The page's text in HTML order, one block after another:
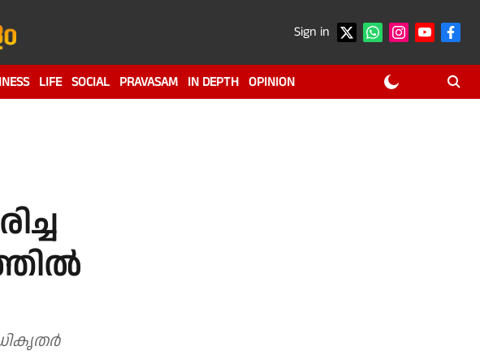
Sign in
LIFE SOCIAL PRAVASAM IN DEPTH OPINION